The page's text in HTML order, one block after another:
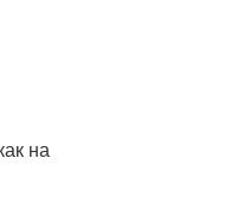
на